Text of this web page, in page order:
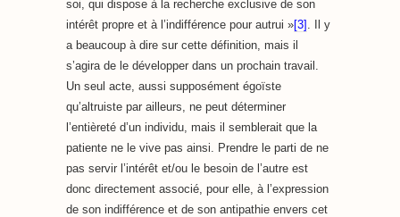
soi, qui dispose à la recherche exclusive de son
intérêt propre et à l’indifférence pour autrui »[3] . Il y
a beaucoup à dire sur cette définition, mais il
s’agira de le développer dans un prochain travail.
Un seul acte, aussi supposément égoïste
qu’altruiste par ailleurs, ne peut déterminer
l’entièreté d’un individu, mais il semblerait que la
patiente ne le vive pas ainsi. Prendre le parti de ne
pas servir l’intérêt et/ou le besoin de l’autre est
donc directement associé, pour elle, à l’expression
de son indifférence et de son antipathie envers cet